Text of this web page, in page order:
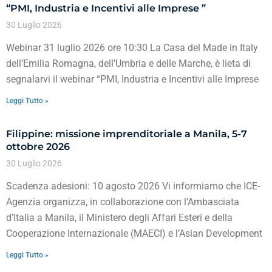
“PMI, Industria e Incentivi alle Imprese ”
30 Luglio 2026
Webinar 31 luglio 2026 ore 10:30 La Casa del Made in Italy
dell’Emilia Romagna, dell’Umbria e delle Marche, è lieta di
segnalarvi il webinar “PMI, Industria e Incentivi alle Imprese
Leggi Tutto »
Filippine: missione imprenditoriale a Manila, 5-7
ottobre 2026
30 Luglio 2026
Scadenza adesioni: 10 agosto 2026 Vi informiamo che ICE-
Agenzia organizza, in collaborazione con l’Ambasciata
d’Italia a Manila, il Ministero degli Affari Esteri e della
Cooperazione Internazionale (MAECI) e l’Asian Development
Leggi Tutto »